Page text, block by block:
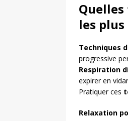
les
Techniques
progressive
Respiration
expirer en
Pratiquer ces
Relaxation